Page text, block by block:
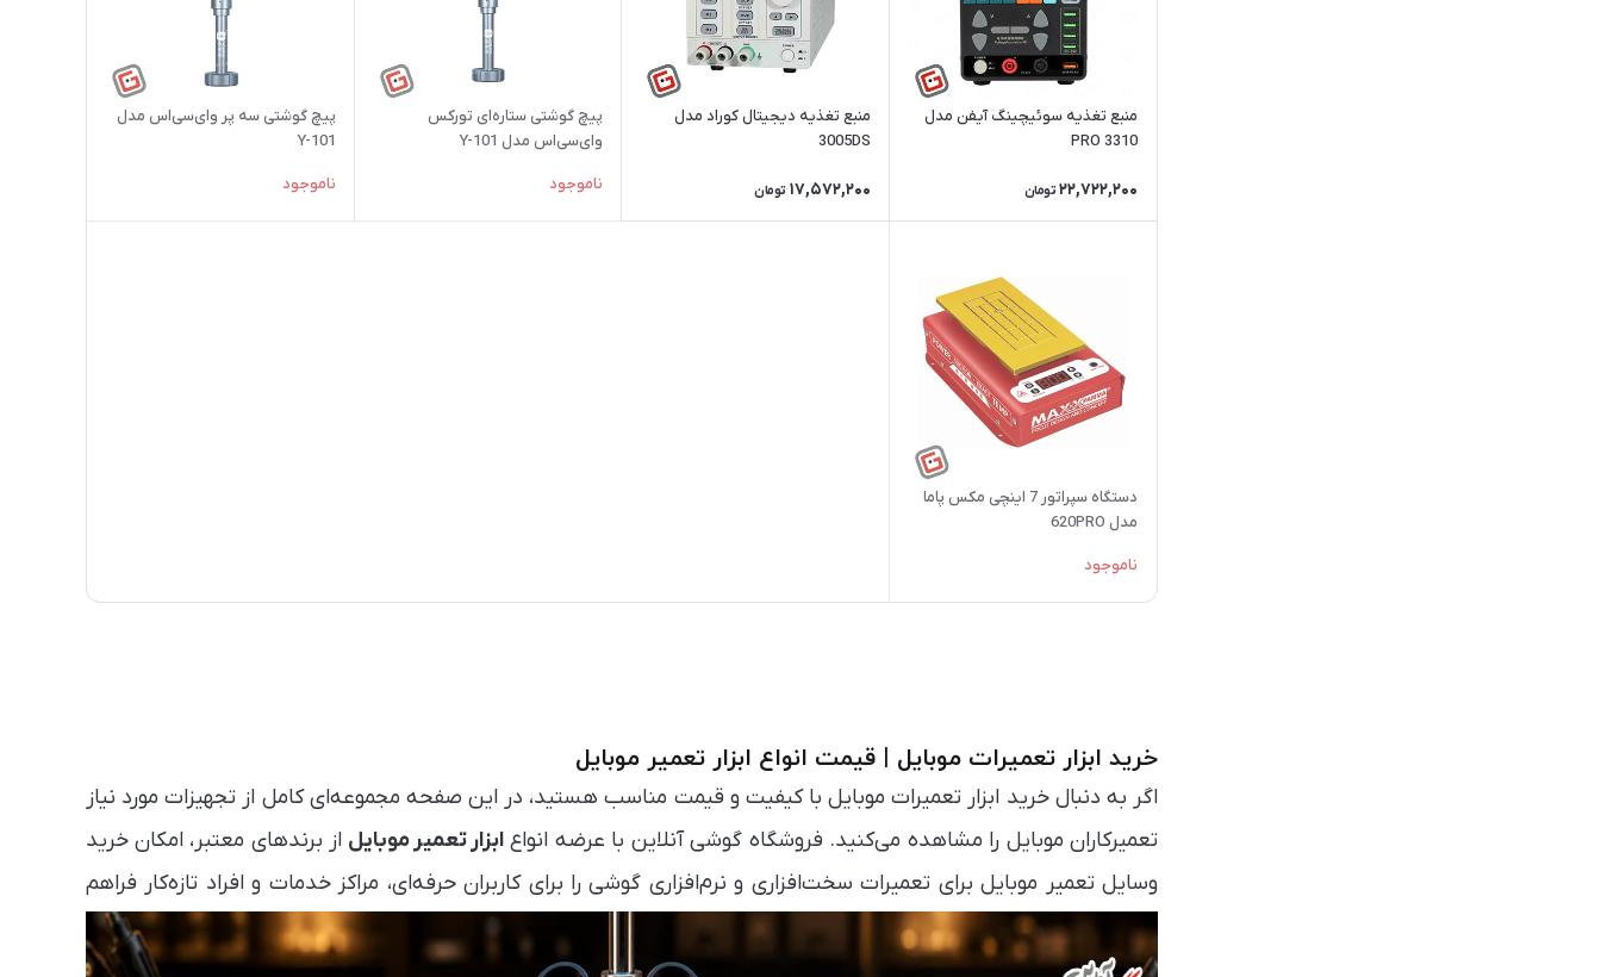
منبع تغذیه سوئیچینگ آیفن مدل
3310 PRO
22,722,200 تومان
منبع تغذیه دیجیتال کوراد مدل
3005DS
17,572,200 تومان
پیچ گوشتی ستاره‌ای تورکس
وای‌سی‌اس مدل Y-101
ناموجود
پیچ گوشتی سه پر وای‌سی‌اس مدل
Y-101
ناموجود
دستگاه سپراتور 7 اینچی مکس پاما
مدل 620PRO
ناموجود
خرید ابزار تعمیرات موبایل | قیمت انواع ابزار تعمیر موبایل
اگر به دنبال خرید ابزار تعمیرات موبایل با کیفیت و قیمت مناسب هستید، در این صفحه مجموعه‌ای کامل از تجهیزات مورد نیاز
تعمیرکاران موبایل را مشاهده می‌کنید. فروشگاه گوشی آنلاین با عرضه انواع ابزار تعمیر موبایل از برندهای معتبر، امکان خرید
وسایل تعمیر موبایل برای تعمیرات سخت‌افزاری و نرم‌افزاری گوشی را برای کاربران حرفه‌ای، مراکز خدمات و افراد تازه‌کار فراهم
کرده است.